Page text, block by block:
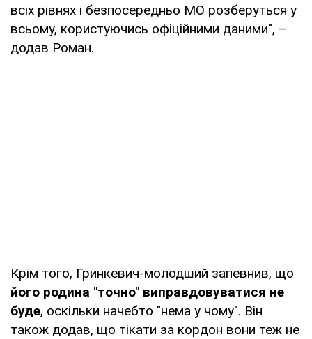
всіх рівнях і безпосередньо МО розберуться у
всьому, користуючись офіційними даними", –
додав Роман.
Крім того, Гринкевич-молодший запевнив, що
його родина "точно" виправдовуватися не
буде, оскільки начебто "нема у чому". Він
також додав, що тікати за кордон вони теж не